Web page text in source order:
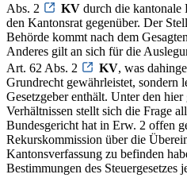
Abs. 2
KV durch die kantonale
den Kantonsrat gegenüber. Der
Behörde kommt nach dem
Anderes gilt an sich für die
Art. 62 Abs. 2
KV, was
Grundrecht gewährleistet, sondern
Gesetzgeber enthält. Unter den hier
Verhältnissen stellt sich die Frage
Bundesgericht hat in Erw. 2 offen
Rekurskommission über die
Kantonsverfassung zu befinden
Bestimmungen des Steuergesetzes